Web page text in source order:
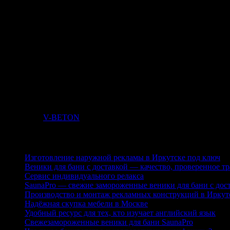
V-BETON
Изготовление наружной рекламы в Иркутске под ключ
Веники для бани с доставкой — качество, проверенное
Сервис индивидуального релакса
SaunaPro — свежие замороженные веники для бани с
Производство и монтаж рекламных конструкций в
Надёжная скупка мебели в Москве
Удобный ресурс для тех, кто изучает английский язык
Свежезамороженные веники для бани SaunaPro